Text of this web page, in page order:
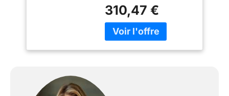
mm Trou d'encastrement
1140 x 480 mm Couleur :
Terre de France
310,47 €